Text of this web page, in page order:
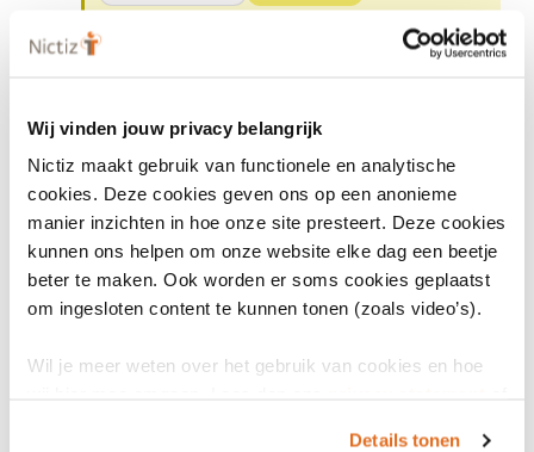
Wij vinden jouw privacy belangrijk
Nictiz maakt gebruik van functionele en analytische
cookies. Deze cookies geven ons op een anonieme
manier inzichten in hoe onze site presteert. Deze cookies
kunnen ons helpen om onze website elke dag een beetje
beter te maken. Ook worden er soms cookies geplaatst
om ingesloten content te kunnen tonen (zoals video’s).
Wil je meer weten over het gebruik van cookies en hoe
Details tonen
Gebruikt door
Informatiestandaard Proactieve
Zorgplanning (PZP) v1.0.0
Informatiestandaard In Ontwikkeling
Gebruikt door
Zorgplanning (PZP) v1.0.0